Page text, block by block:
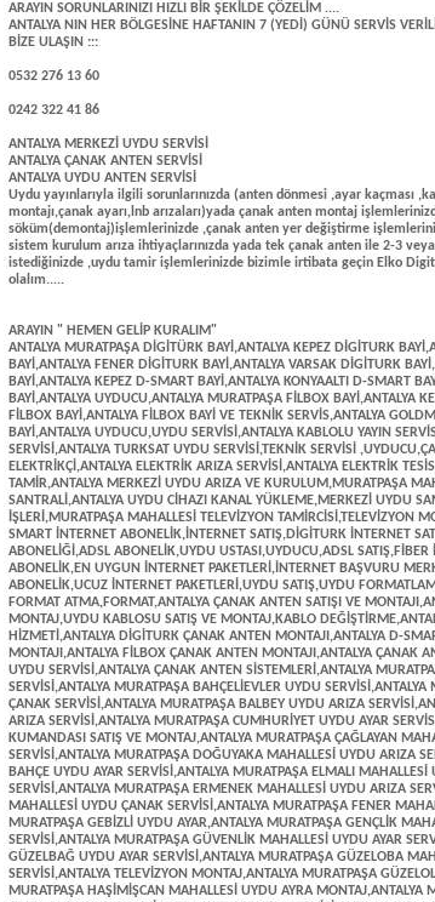
ARAYIN SORUNLARINIZI HIZLI BİR ŞEKİLDE ÇÖZELİM ....
ANTALYA NIN HER BÖLGESİNE HAFTANIN 7 (YEDİ) GÜNÜ SERVİS
BİZE ULAŞIN :::
0532 276 13 60
0242 322 41 86
ANTALYA MERKEZİ UYDU SERVİSİ
ANTALYA ÇANAK ANTEN SERVİSİ
ANTALYA UYDU ANTEN SERVİSİ
Uydu yayınlarıyla ilgili sorunlarınızda (anten dönmesi ,ayar kaçması
montajı,çanak ayarı,lnb arızaları)yada çanak anten montaj
söküm(demontaj)işlemlerinizde ,çanak anten yer değiştirme
sistem kurulum arıza ihtiyaçlarınızda yada tek çanak anten ile 2-3
istediğinizde ,uydu tamir işlemlerinizde bizimle irtibata geçin Elko
olalım.....
ARAYIN " HEMEN GELİP KURALIM"
ANTALYA MURATPAŞA DİGİTÜRK BAYİ,ANTALYA KEPEZ DİGİTURK BAYİ,ANTALYA KONYAALTI DİGİTURK BAYİ,ANTALYA FENER DİGİTURK BAYİ,ANTALYA VARSAK DİGİTURK BAYİ,ANTALYA MURATPAŞA D-SMART BAYİ,ANTALYA KEPEZ D-SMART BAYİ,ANTALYA KONYAALTI D-SMART BAYİ,ANTALYA FENER LARA D-SMART BAYİ,ANTALYA UYDUCU,ANTALYA MURATPAŞA FİLBOX BAYİ,ANTALYA KEPEZ FİLBOX BAYİ,ANTALYA FENER FİLBOX BAYİ,ANTALYA FİLBOX BAYİ VE TEKNİK SERVİS,ANTALYA GOLDMASTER BAYİ,ANTALYA NEXTSTAR BAYİ,ANTALYA UYDUCU,UYDU SERVİSİ,ANTALYA KABLOLU YAYIN SERVİSİ,ANTALYA TELEDÜNYA SERVİSİ,ANTALYA TURKSAT UYDU SERVİSİ,TEKNİK SERVİSİ ,UYDUCU,ÇANAK ANTENCİ,ANTALYA ELEKTRİKÇİ,ANTALYA ELEKTRİK ARIZA SERVİSİ,ANTALYA ELEKTRİK TESİSAT,ANTALYA ELEKTRONİK TAMİR,ANTALYA MERKEZİ UYDU ARIZA VE KURULUM,MURATPAŞA MAHALLESİ MERKEZİ UYDU SANTRALİ,ANTALYA UYDU CİHAZI KANAL YÜKLEME,MERKEZİ UYDU SANTRALİ ARIZA VE BAKIM İŞLERİ,MURATPAŞA MAHALLESİ TELEVİZYON TAMİRCİSİ,TELEVİZYON MONTAJ,D-SMART İNTERNET SATIŞ,D-SMART İNTERNET ABONELİK,İNTERNET SATIŞ,DİGİTURK İNTERNET SATIŞ,DİGİTURK İNTERNET ABONELİĞİ,ADSL ABONELİK,UYDU USTASI,UYDUCU,ADSL SATIŞ,FİBER İNTERNET SATIŞ,FİBER İNTERNET ABONELİK,EN UYGUN İNTERNET PAKETLERİ,İNTERNET BAŞVURU MERKEZİ,SINIRSIZ İNTERNET ABONELİK,UCUZ İNTERNET PAKETLERİ,UYDU SATIŞ,UYDU FORMATLAMA,ANTALYA ÇANAK ANTENCİ,UYDU FORMAT ATMA,FORMAT,ANTALYA ÇANAK ANTEN SATIŞI VE MONTAJI,ANTALYA LNB DEĞİŞTİRME,TWİN LNB MONTAJ,UYDU KABLOSU SATIŞ VE MONTAJ,KABLO DEĞİŞTİRME,ANTALYA ÇANAK ANTENİ AYARLAMA HİZMETİ,ANTALYA DİGİTURK ÇANAK ANTEN MONTAJI,ANTALYA D-SMART ÇANAK ANTEN MONTAJI,ANTALYA FİLBOX ÇANAK ANTEN MONTAJI,ANTALYA ÇANAK ANTEN SABİTLEME,ANTALYA HIZLI UYDU SERVİSİ,ANTALYA ÇANAK ANTEN SİSTEMLERİ,ANTALYA MURATPAŞA ALTINDAĞ UYD SERVİSİ,ANTALYA MURATPAŞA BAHÇELİEVLER UYDU SERVİSİ,ANTALYA MURATPAŞA BARBAROS UYDU ÇANAK SERVİSİ,ANTALYA MURATPAŞA BALBEY UYDU ARIZA SERVİSİ,ANTALYA MURATPAŞA BAYINDIR UYDU ARIZA SERVİSİ,ANTALYA MURATPAŞA CUMHURİYET UYDU AYAR SERVİSİ,ANTALYA TELEVİZYON UYDU KUMANDASI SATIŞ VE MONTAJ,ANTALYA MURATPAŞA ÇAĞLAYAN MAHALLESİ UYDU ARIZA SERVİSİ,ANTALYA MURATPAŞA DOĞUYAKA MAHALLESİ UYDU ARIZA SERVİSİ,ANTALYA MURATPAŞA DUTLU BAHÇE UYDU AYAR SERVİSİ,ANTALYA MURATPAŞA ELMALI MAHALLESİ UYDU ÇANAK TAMİR SERVİSİ,ANTALYA MURATPAŞA ERMENEK MAHALLESİ UYDU ARIZA SERVİSİ,ANTALYA MURATPAŞA ETİLER MAHALLESİ UYDU ÇANAK SERVİSİ,ANTALYA MURATPAŞA FENER MAHALLESİ UYDU AYAR SERVİSİ,ANTALYA MURATPAŞA GEBİZLİ UYDU AYAR,ANTALYA MURATPAŞA GENÇLİK MAHALLESİ UYDU AYAR MONTAJ SERVİSİ,ANTALYA MURATPAŞA GÜVENLİK MAHALLESİ UYDU AYAR SERVİSİ,ANTALYA MURATPAŞA GÜZELBAĞ UYDU AYAR SERVİSİ,ANTALYA MURATPAŞA GÜZELOBA MAHALLESİ UYDU ÇANAK SERVİSİ,ANTALYA TELEVİZYON MONTAJ,ANTALYA MURATPAŞA GÜZELOLUK UYDU ÇANAK SERVİSİ,ANTALYA MURATPAŞA HAŞİMİŞCAN MAHALLESİ UYDU AYRA MONTAJ,ANTALYA MURATPAŞA KILIÇASLAN UYDU ARIZA,ANTALYA KIRCAMİ UYDU AYAR MONTAJ SERVİSİ,ANTALYA KIŞLA MAHALLESİ UYDU ARIZA SERVİSİ,ANTALYA ÇANAK ANTEN AYAR SERVİSİ,ANTALYA MURATPAŞA KIZILARIK UYDU AYAR TAMİR VE MONTAJ SERVİSİ,ANTALYA TİVUBU ÇANAK ANTEN MONTAJI,ANTALYA KIZILTOPRAK UYDU AYAR MONTAJ SERVİSİ,ANTALYA MURATPAŞA KONUKSEVER UYDU SERVİSİ,ANTALYA MURATPAŞA MEHMETÇİK MAHALLESİ UYDU AYAR MONTAJ,ANTALYA MURATPAŞA MELTEM UYDU AYAR SERVİSİ,ANTALYA MURATPAŞA MEMUREVLERİ UYDU TAMİR ÇANAK SERVİSİ,ANTALYA MURATPAŞA MEYDANKAVAĞI MAHALLESİ UYDU AYAR ARIZA MONTAJ SERVİSİ,ANTALYA MURATPAŞA UYDU SERVİSİ,ANTALYA MURATPAŞA SEDİR UYDU SERVİSİ,ANTALYA MURATPAŞA SELÇUK UYDU ARIZA SERVİSİ,ANTALYA MURATPAŞA SİNAN MAHALLESİ UYDU ARIZA MONTAJ TAMİR SERVİSİ,ANTALYA SOĞUKSU MAHALLESİ UYDU SERVİSİ,ANTALYA MURATPAŞA ŞİRİNYALI UYDU AYAR MONTAJ SERVİSİ,ANTALYA MURATPAŞA TAHILPAZARI UYDU MONTAJ SERVİSİ,ANTALYA MURATPAŞA TARIM MAHALLESİ ÇANAK MONTAJ,ANTALYA MURATPAŞA TOPÇULAR UYDU ARIZA SERVİSİ,ANTALYA MURATPAŞA TUZCULAR UYDU ÇANAK SERVİSİ,ANTALYA MURATPAŞA ÜÇGEN MAHALLESİ UYDU ARIZA SERVİSİ,ANTALYA MURATPAŞA VARLIK UYDU SERVİSİ,ANTALYA MURATPAŞA YENİGÖL UYDU ARIZA,ANTALYA UYDU AYAR SERVİSİ,ANTALYA MURATPAŞA YENİGÜN MAHALLESİ UYDU ARIZA SERVİSİ,ANTALYA MURATPAŞA YEŞİLBAHÇE UYDU AYAR SERVİSİ,TEL:0242 322 4186-0532 276 1360,ANTALYA MURATPAŞA YEŞİLKÖY ÇANAK ARIZA,ANTALYA MURATPAŞA YEŞİLOVA MAHALLESİ UYDU AYAR,ANTALYA MURATPAŞA YILDIZ MAHALLESİ UYDU ARIZA SERVİSİ,ANTALYA MURATPAŞA YÜKSEKALAN MAHALLESİ UYDU ARIZA MONTAJ SERVİSİ,ANTALYA ZERDALİLİK MAHALLESİ UYDU ARIZA MONTAJ SERVİSİ,ANTALYA MURATPAŞA ZÜMRÜTOVA MAHALLESİ UYDU ARIZA SERVİSİ,ANTALYA 100. YIL UYDU SERVİSİ,ANTALYA GÜLLÜK UYDU ARIZA MONTAJ SERVİSİ,ANTALYA DOĞU GARAJI UYDU ARIZA MONTAJ SERVİSİ,ANTALYA ŞARAMPOL UYDU ÇANAK SERVİSİ,ANTALYA ÇALLI UYDU ARIZA TAMİR SERVİSİ,ANTALYA FABRİKALAR UYDU ÇANAK SERVİSİ,ANTALYA KEPEZ ÇANAK ANTEN SERVİSİ,ANTALYA AHATLI UYDU ARIZA MONTAJ SERVİSİ,ANTALYA BARIŞ MAHALLESİ UYDU SERVİSİ,ANTALYA MASADAĞI UYDU ARIZA TAMİR SERVİSİ,ANTALYA MAZIDAĞI UYDU SERVİSİ,ANTALYA KÜLTÜR UYDU SERVİSİ,ANTALYA GÜLVEREN MAHALLESİ UYDU ÇANAK SERVİSİ,ANTALYA GÜNDOĞDU MAHALLESİ UYDU ARIZA SERVİSİ,İLETİŞİM :0242 322 4186-0532 276 1360,ANTALYA ÖZGÜRLÜK MAHALLESİ UYDU SERVİSİ,ANTALYA AYANAOĞLU UYDU ARIZA,ANTALYA KARŞIYAKA UYDU ÇANAK SERVİSİ,ANTALYA VARSAK UYDU SERVİSİ,ANTALYA HÜSNÜ KARAKAŞ ÇANAK ANTENCİ,MURATPAŞA TELEVİZYON TAMİR MONTAJ VE KURULUM GÜNCELLEME SERVİSİ,ANTALYA HABİBLER ÇANAK ANTEN ARIZA,ANTALYA ÇANAK ANTEN TV SERVİSİ,ANTALYA GÖÇERLER UYDU SERVİSİ,ANTALYA GAZİ UYDU SERVİSİ,ANTALYA DOKUMA UYDU ARIZA SERVİSİ,ANTALYA ANTKOOP UYDU SERVİSİ,ANTALYA ANTKOOP UYDU ÇANAK ARIZA MONTAJ,ANTALYA DOĞUYAKA UYDU ÇANAK SERVİSİ,ANTALYA KÜTÜKÇÜ UYDU SERVİSİ,ANTALYA KUZEYYAKA UYDU SERVİSİ,ÇANAK ANTENCİ,ANTALYA MEHMETÇİK UYDU SERVİSİ,ANTALYA ÇANAK MONTAJ SERVİSİ,CEBESOY ÇANAK MONTAJ,ANTALYA ÇANAK ANTEN MONTAJ TAMİR VE BAKIM SERVİSİ,ANTALYA YAVUZ SELİM UYDU ARIZA MONTAJ,ANTALAY ZAFER UYDU SERVİSİ,ANTALYA ŞELALE UYDU SERVİSİ,ANTALYA DEMİREL UYDU SERVİSİ,ANTALYA MENDERES UYDU ÇANAK SERVİSİ,ANTALYA DUACI UYDU SERVİSİ,ANTALYA KEPEZALTI UYDU SERVİSİ,ANTALYA UYDU SERVİSİ,ANTALYA ÇAMLIBEL UYDU SERVİSİ,ANTALYA FATİH UYDU SERVİSİ,ANTALYA ÇANKAYA UYDU SERVİSİ,ANTALYA 4K ULTRA HD UYDU ARIZA SERVİSİ,ANTALYA KEPEZ ÇANAK ANTEN ARIZA SERVİSİ,ANTALYA ÜNSAL UYDU AYAR SERVİSİ,ANTALYA KONYAALTI UYDU ARIZA MONTAJ SERVİSİ,ANTALYA TELEVİZYON TAMİRCİNİZ,ANTALYA TV LCD LED TV MONTAJ SERVİSİ,ANTALYA KONYAALTI ÇANAK ANTEN ARIZA MONTAJ TAMİR SERVİSİ,ANTALYA UYDUCU,ANTALYA AKDAMLAR UYDU ARIZA SERVİSİ,ANTALYA AKKUYU ÇANAK ARIZA ,ANTALYA UYDU SATIŞ,ANTALYA ALTINKUM UYDU ARIZA SERVİSİ,ANTALYA ARAPSUYU ÇANAK ARIZA MONTAJ,ANTALYA DAĞ UYDU SERVİSİ,ANTALYA UYDU SERVİSİ,ANTALYA AŞAĞI KARAMAN UYDU ARIZA SERVİSİ,ANTALYA AYDINLIK UYDU SERVİSİ,ANTALYA UYDU AYAR VE MONTAJ SERVİSİ,ÇANAK ANTEN MONTAJ USTASI,ANTALYA BAHTILI UYDU ARIZA SERVİSİ,ANTALYA ÇAĞLARCA ÇANAK ANTEN SERVİSİ,ANTALYA ÇAMLIBEL UYDU SERVİSİ,ANTALYA ÇİTDİBİ UYDU ARIZA SERVİSİ,ANTALYA DEMİRCİLİK UYDU ARIZA SERVİSİ,ANTALYA DOYRAN UYDU SERVİSİ,ANTALYA ZÜMRÜT UYDU SERVİSİ,ANTALYA YENİ UYDU SERVİSİ,ANTALYA ÜÇOLUK UYDU SERVİSİ,ANTALYA UNCALI ÇANAK